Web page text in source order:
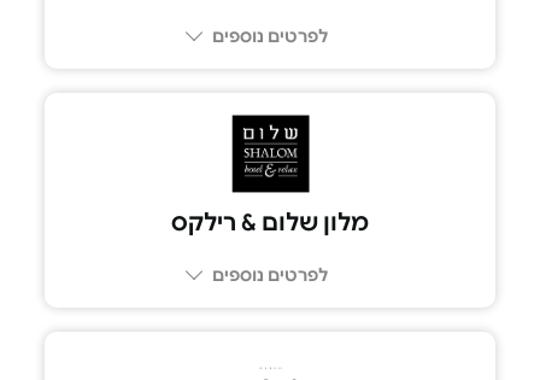
לפרטים נוספים
מלון שלום & רילקס
לפרטים נוספים